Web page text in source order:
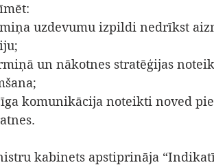
uzdevumu izpildi nedrīkst
un nākotnes stratēģijas
komunikācija noteikti noved
kabinets apstiprināja